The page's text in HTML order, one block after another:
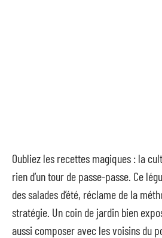
Oubliez les recettes magiques : la
rien d’un tour de passe-passe. Ce
des salades d’été, réclame de la
stratégie. Un coin de jardin bien
aussi composer avec les voisins du